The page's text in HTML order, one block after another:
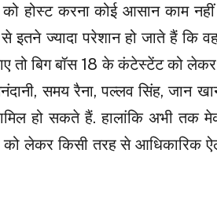
होस्ट करना कोई आसान काम नहीं
इतने ज्यादा परेशान हो जाते हैं कि
तो बिग बॉस 18 के कंटेस्टेंट को
समय रैना, पल्लव सिंह, जान
हो सकते हैं. हालांकि अभी तक
लेकर किसी तरह से आधिकारिक